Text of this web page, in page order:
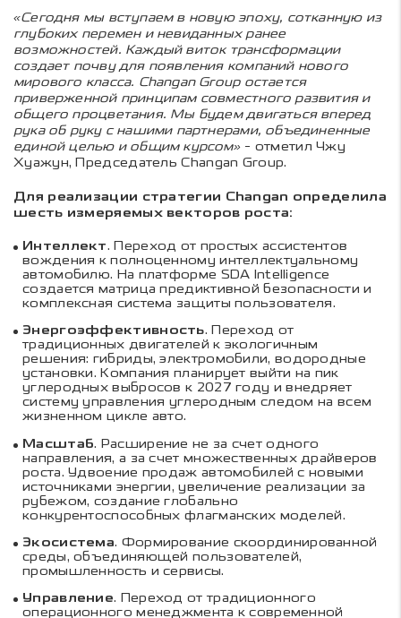
«Сегодня мы вступаем в новую эпоху, сотканную из
глубоких перемен и невиданных ранее
возможностей. Каждый виток трансформации
создает почву для появления компаний нового
мирового класса. Changan Group остается
приверженной принципам совместного развития и
общего процветания. Мы будем двигаться вперед
рука об руку с нашими партнерами, объединенные
единой целью и общим курсом»- отметил Чжу
Хуажун, Председатель Changan Group.
Для реализации стратегии Changan определила
шесть измеряемых векторов роста:
Интеллект. Переход от простых ассистентов
вождения к полноценному интеллектуальному
автомобилю. На платформе SDA Intelligence
создается матрица предиктивной безопасности и
комплексная система защиты пользователя.
Энергоэффективность. Переход от
традиционных двигателей к экологичным
решения: гибриды, электромобили, водородные
установки. Компания планирует выйти на пик
углеродных выбросов к 2027 году и внедряет
систему управления углеродным следом на всем
жизненном цикле авто.
Масштаб. Расширение не за счет одного
направления, а за счет множественных драйверов
роста. Удвоение продаж автомобилей с новыми
источниками энергии, увеличение реализации за
рубежом, создание глобально
конкурентоспособных флагманских моделей.
Экосистема. Формирование скоординированной
среды, объединяющей пользователей,
промышленность и сервисы.
Управление. Переход от традиционного
операционного менеджмента к современной